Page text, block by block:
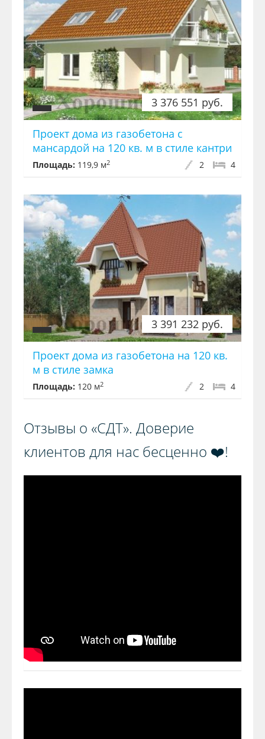
3 376 551 руб.
Проект дома из газобетона с
мансардой на 120 кв. м в стиле кантри
Площадь: 119,9 м2 4
2
3 391 232 руб.
Проект дома из газобетона на 120 кв.
м в стиле замка
Площадь: 120 м2 4
2
Отзывы о «СДТ». Доверие
клиентов для нас бесценно ❤️!